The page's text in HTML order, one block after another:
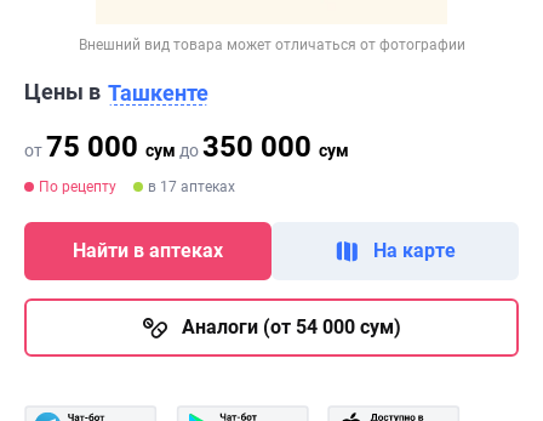
Внешний вид товара может отличаться от фотографии
Цены в Ташкенте
от75 000 сум до350 000 сум
По рецепту в 17 аптеках
Найти в аптеках На карте
Аналоги (от 54 000 сум)